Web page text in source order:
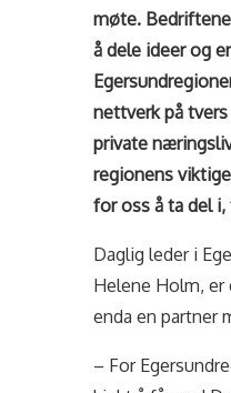
møte.
å dele ideer og
nettverk på
private
regionens
for oss å ta del
Daglig leder i
Helene Holm,
enda en partner
– For